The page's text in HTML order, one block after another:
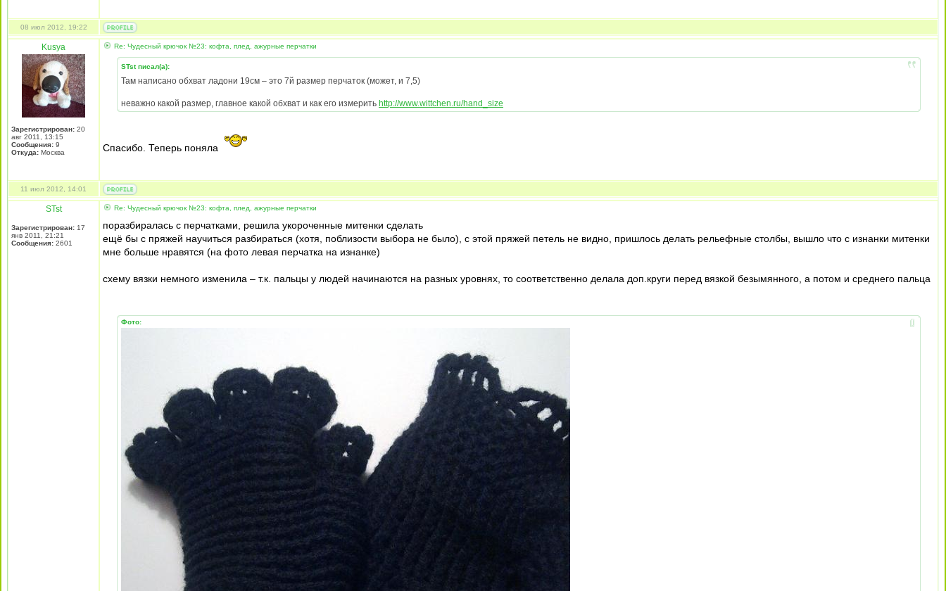
08 июл 2012, 19:22
Kusya
Зарегистрирован: 20
авг 2011, 13:15
Сообщения: 9
Откуда: Москва
Re: Чудесный крючок №23: кофта, плед, ажурные перчатки
STst писал(а):
Там написано обхват ладони 19см – это 7й размер перчаток (может, и 7,5)
неважно какой размер, главное какой обхват и как его измерить http://www.wittchen.ru/hand_size
Спасибо. Теперь поняла
11 июл 2012, 14:01
STst
Зарегистрирован: 17
янв 2011, 21:21
Сообщения: 2601
Re: Чудесный крючок №23: кофта, плед, ажурные перчатки
поразбиралась с перчатками, решила укороченные митенки сделать
ещё бы с пряжей научиться разбираться (хотя, поблизости выбора не было), с этой пряжей петель не видно, пришлось делать рельефные столбы, вышло что с изнанки митенки
мне больше нравятся (на фото левая перчатка на изнанке)
схему вязки немного изменила – т.к. пальцы у людей начинаются на разных уровнях, то соответственно делала доп.круги перед вязкой безымянного, а потом и среднего пальца
Фото: